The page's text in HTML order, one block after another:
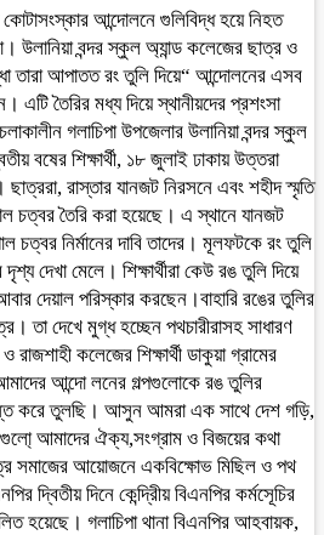
কোটাসংস্কার আন্দোলনে গুলিবিদ্ধ হয়ে নিহত
উলানিয়া বন্দর স্কুল অ্যান্ড কলেজের ছাত্র ও
তারা আপাতত রং তুলি দিয়ে“ আন্দোলনের এসব
তৈরির মধ্য দিয়ে স্থানীয়দের প্রশংসা
গলাচিপা উপজেলার উলানিয়া বন্দর স্কুল
বষের শিক্ষার্থী, ১৮ জুলাই ঢাকায় উত্তরা
রাস্তার যানজট নিরসনে এবং শহীদ স্মৃতি
চত্বর তৈরি করা হয়েছে। এ স্থানে যানজট
চত্বর নির্মানের দাবি তাদের। মূলফটকে রং তুলি
দেখা মেলে। শিক্ষার্থীরা কেউ রঙ তুলি দিয়ে
দেয়াল পরিস্কার করছেন।বাহারি রঙের তুলির
তা দেখে মুগ্ধ হচ্ছেন পথচারীরাসহ সাধারণ
রাজশাহী কলেজের শিক্ষার্থী ডাকুয়া গ্রামের
আন্দো লনের গল্পগুলোকে রঙ তুলির
করে তুলছি। আসুন আমরা এক সাথে দেশ গড়ি,
আমাদের ঐক্য,সংগ্রাম ও বিজয়ের কথা
সমাজের আয়োজনে একবিক্ষোভ মিছিল ও পথ
দ্বিতীয় দিনে কেন্দ্রিীয় বিএনপির কর্মসেূচির
হয়েছে। গলাচিপা থানা বিএনপির আহবায়ক,